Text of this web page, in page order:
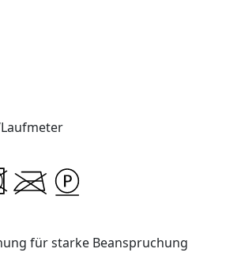
für starke Beanspruchung